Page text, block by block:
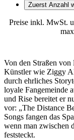
Zuerst Anzahl
Preise inkl. MwSt.
Von den Straßen
Künstler wie Ziggy
durch ehrliches
loyale Fangemeinde
und Rise bereitet er
vor: „The Distance
Songs fangen das
wenn man zwischen
feststeckt.